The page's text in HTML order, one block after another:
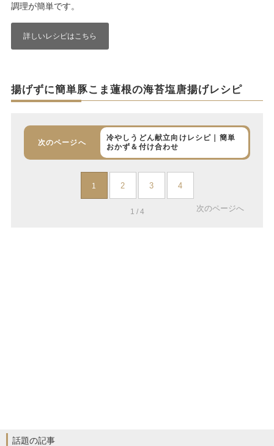
調理が簡単です。
詳しいレシピはこちら
揚げずに簡単豚こま蓮根の海苔塩唐揚げレシピ
次のページへ
冷やしうどん献立向けレシピ｜簡単
おかず＆付け合わせ
1 2 3 4
1 / 4 次のページへ
話題の記事